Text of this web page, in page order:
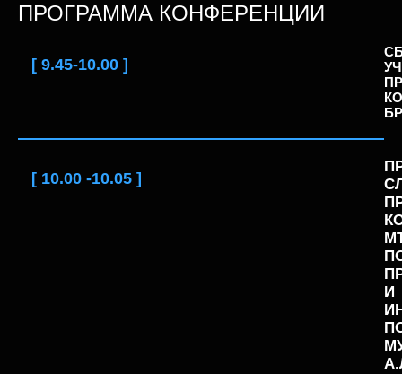
ПРОГРАММА КОНФЕРЕНЦИИ
[ 9.45-10.00 ]
[ 10.00 -10.05 ]
И